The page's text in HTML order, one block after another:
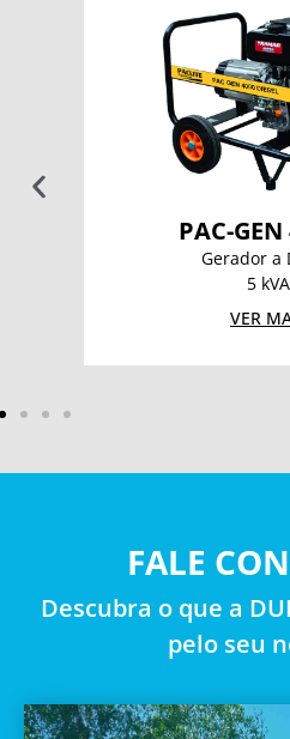
PAC-
Gerador a
5 kVA
VER
FALE
Descubra o que a
pelo seu